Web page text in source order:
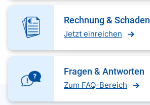
Rechnung & Schaden
Jetzt einreichen
Fragen & Antworten
Zum FAQ-Bereich